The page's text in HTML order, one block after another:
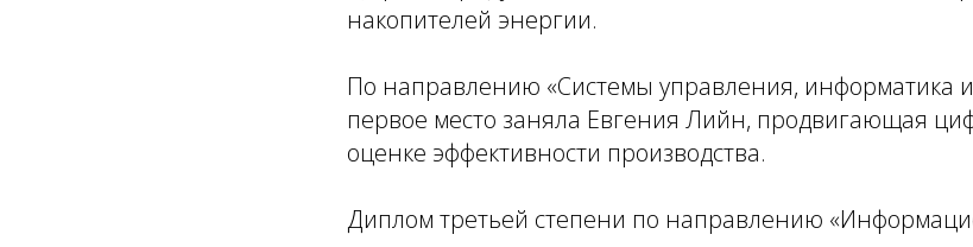
накопителей энергии.
По направлению «Системы управления, информатика и
первое место заняла Евгения Лийн, продвигающая
оценке эффективности производства.
Диплом третьей степени по направлению